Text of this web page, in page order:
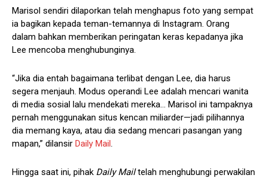
Marisol sendiri dilaporkan telah menghapus foto yang sempat
ia bagikan kepada teman-temannya di Instagram. Orang
dalam bahkan memberikan peringatan keras kepadanya jika
Lee mencoba menghubunginya.
“Jika dia entah bagaimana terlibat dengan Lee, dia harus
segera menjauh. Modus operandi Lee adalah mencari wanita
di media sosial lalu mendekati mereka… Marisol ini tampaknya
pernah menggunakan situs kencan miliarder—jadi pilihannya
dia memang kaya, atau dia sedang mencari pasangan yang
mapan,” dilansir Daily Mail.
Hingga saat ini, pihak Daily Mailtelah menghubungi perwakilan